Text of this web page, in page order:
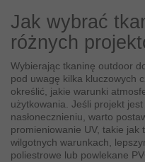
Jak wybrać
różnych
Wybierając tkaninę outdoor
pod uwagę kilka kluczowych
określić, jakie warunki
użytkowania. Jeśli projekt
nasłonecznieniu, warto
promieniowanie UV, takie jak
wilgotnych warunkach,
poliestrowe lub powlekane